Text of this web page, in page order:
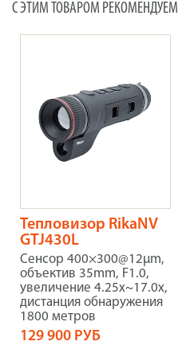
С ЭТИМ ТОВАРОМ РЕКОМЕНДУЕМ
Тепловизор RikaNV
GTJ430L
Сенсор 400×300@12μm,
объектив 35mm, F1.0,
увеличение 4.25x~17.0x,
дистанция обнаружения
1800 метров
129 900 РУБ